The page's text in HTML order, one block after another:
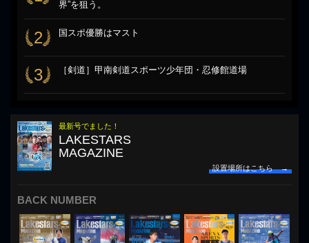
界”を狙う。
2 国スポ優勝はマスト
3 ［剣道］甲南剣道スポーツ少年団・忍修館道場
最新号でました！
LAKESTARS
MAGAZINE
設置場所はこちら →
BACK NUMBER